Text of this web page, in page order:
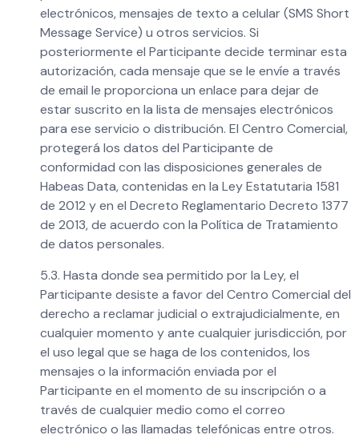
electrónicos, mensajes de texto a celular (SMS Short
Message Service) u otros servicios. Si
posteriormente el Participante decide terminar esta
autorización, cada mensaje que se le envíe a través
de email le proporciona un enlace para dejar de
estar suscrito en la lista de mensajes electrónicos
para ese servicio o distribución. El Centro Comercial,
protegerá los datos del Participante de
conformidad con las disposiciones generales de
Habeas Data, contenidas en la Ley Estatutaria 1581
de 2012 y en el Decreto Reglamentario Decreto 1377
de 2013, de acuerdo con la Política de Tratamiento
de datos personales.
5.3. Hasta donde sea permitido por la Ley, el
Participante desiste a favor del Centro Comercial del
derecho a reclamar judicial o extrajudicialmente, en
cualquier momento y ante cualquier jurisdicción, por
el uso legal que se haga de los contenidos, los
mensajes o la información enviada por el
Participante en el momento de su inscripción o a
través de cualquier medio como el correo
electrónico o las llamadas telefónicas entre otros.